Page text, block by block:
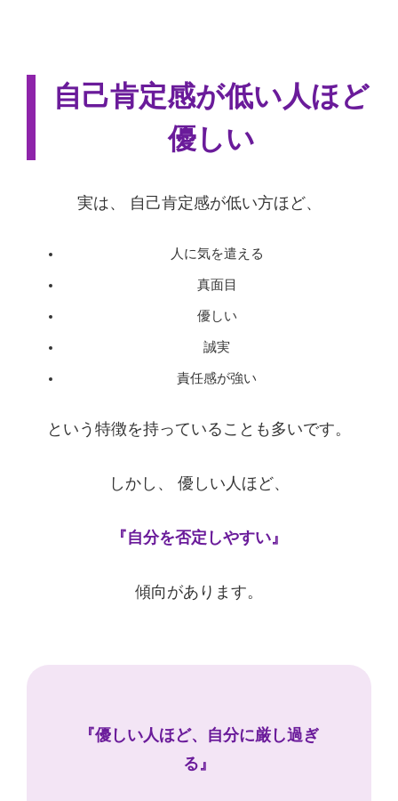
自己肯定感が低い人ほど
優しい
実は、 自己肯定感が低い方ほど、
人に気を遣える
真面目
優しい
誠実
責任感が強い
という特徴を持っていることも多いです。
しかし、 優しい人ほど、
『自分を否定しやすい』
傾向があります。
『優しい人ほど、自分に厳し過ぎ
る』